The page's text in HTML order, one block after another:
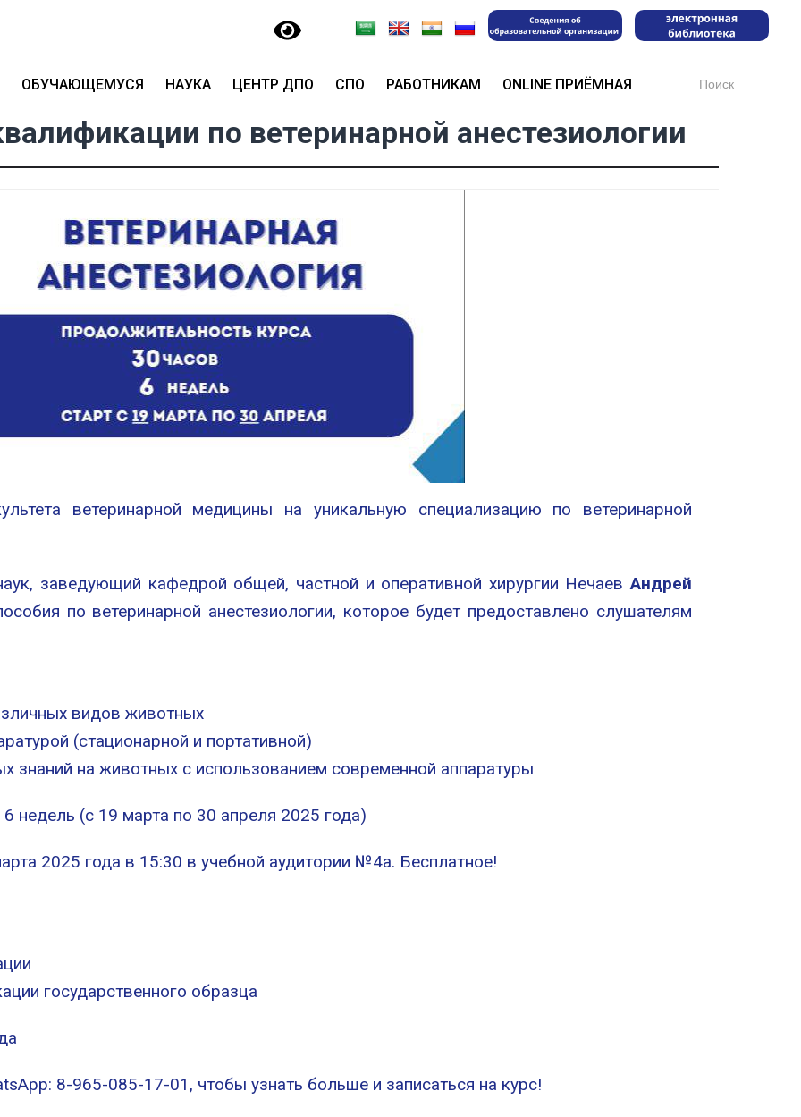
ОБУЧАЮЩЕМУСЯ НАУКА ЦЕНТР ДПО СПО РАБОТНИКАМ ONLINE ПРИЁМНАЯ for:
по ветеринарной анестезиологии
ветеринарной медицины на уникальную специализацию по ветеринарной
заведующий кафедрой общей, частной и оперативной хирургии НечаевАндрей
по ветеринарной анестезиологии, которое будет предоставлено слушателям
видов животных
(стационарной и портативной)
знаний на животных с использованием современной аппаратуры
недель (с 19 марта по 30 апреля 2025 года)
2025 года в 15:30 в учебной аудитории №4а. Бесплатное!
государственного образца
8-965-085-17-01, чтобы узнать больше и записаться на курс!